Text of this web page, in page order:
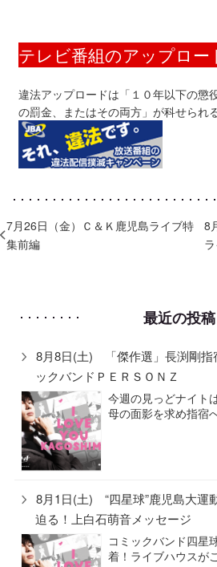
テレビ番組のアップロー
違法アップロードは「１０年以下の懲
の罰金、またはその両方」が科せられ
7月26日（金）Ｃ＆Ｋ鹿児島ライブ特
集前編
8
最近の投稿
8月8日(土) 「傑作選」長渕剛
ックバンドＰＥＲＳＯＮＺ
今週の見っどナイト
母の面影を求め指宿
8月1日(土) “四星球”鹿児島大運
迫る！上白石萌音メッセージ
コミックバンド四星
着！ライブハウスが